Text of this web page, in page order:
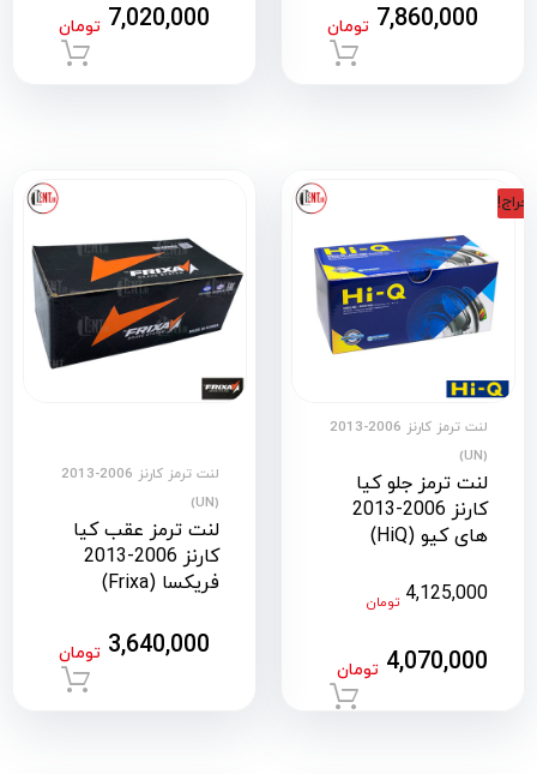
7,860,000 تومان
7,020,000 تومان
حراج!
لنت ترمز کارنز 2006-2013
(UN)
لنت ترمز جلو کیا
کارنز 2006-2013
های کیو (HiQ)
4,125,000 تومان
4,070,000 تومان
لنت ترمز کارنز 2006-2013
(UN)
لنت ترمز عقب کیا
کارنز 2006-2013
فریکسا (Frixa)
3,640,000 تومان